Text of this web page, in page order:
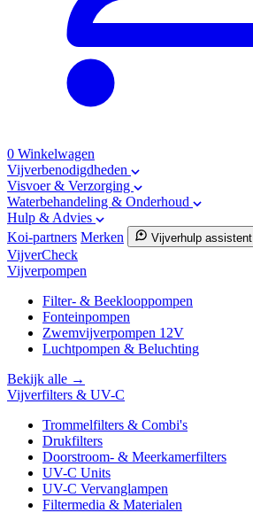
0 Winkelwagen
Vijverbenodigdheden
Visvoer & Verzorging
Waterbehandeling & Onderhoud
Hulp & Advies
Koi-partners Merken Vijverhulp assistent
VijverCheck
Vijverpompen
Filter- & Beeklooppompen
Fonteinpompen
Zwemvijverpompen 12V
Luchtpompen & Beluchting
Bekijk alle →
Vijverfilters & UV-C
Trommelfilters & Combi's
Drukfilters
Doorstroom- & Meerkamerfilters
UV-C Units
UV-C Vervanglampen
Filtermedia & Materialen